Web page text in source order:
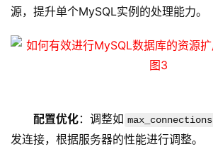
服
务
器
机
源，提升单个MySQL实例的处理能力。
配置优化：调整如 max_connections
发连接，根据服务器的性能进行调整。